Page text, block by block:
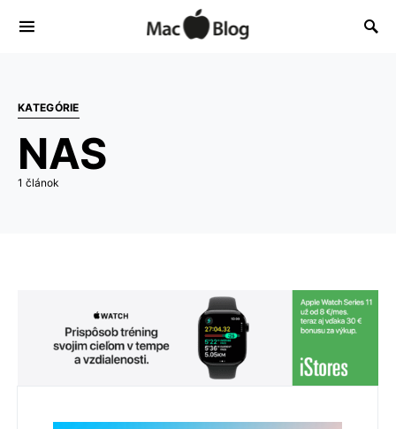
KATEGÓRIE
NAS
1 článok